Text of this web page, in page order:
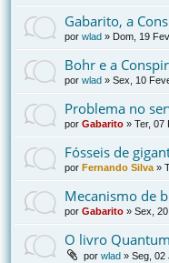
Gabarito, a
por wlad » Dom, 19
Bohr e a
por wlad » Sex, 10
Problema no
por Gabarito » Ter, 07
Fósseis de
por Fernando Silva »
Mecanismo de
por Gabarito » Sex,
O livro
por wlad » Seg, 02